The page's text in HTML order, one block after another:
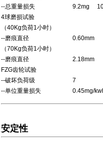
--总重量损失 9.2mg
4球磨损试
（40Kg负荷1小时）
--磨痕直径 0.60mm
（70Kg负荷1小时）
--磨痕直径 2.18mm
FZG齿轮试验 DIN
--破坏负荷级 7
--单位重量损失 0.45mg/
安定性